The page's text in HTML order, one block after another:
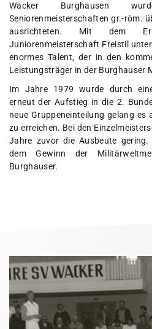
Wacker Burghausen
Seniorenmeisterschaften gr.-röm.
ausrichteten. Mit dem
Juniorenmeisterschaft Freistil
enormes Talent, der in den
Leistungsträger in der Burghauser
Im Jahre 1979 wurde durch
erneut der Aufstieg in die 2.
neue Gruppeneinteilung gelang es
zu erreichen. Bei den
Jahre zuvor die Ausbeute
dem Gewinn der
Burghauser.